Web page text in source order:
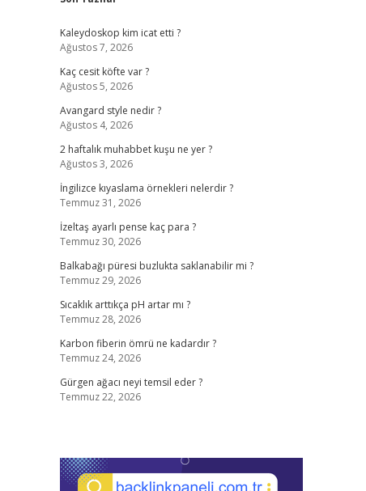
Sidebar
Kaleydoskop kim icat etti ?
Ağustos 7, 2026
Kaç cesit köfte var ?
Ağustos 5, 2026
Avangard style nedir ?
Ağustos 4, 2026
2 haftalık muhabbet kuşu ne yer ?
Ağustos 3, 2026
İngilizce kıyaslama örnekleri nelerdir ?
Temmuz 31, 2026
İzeltaş ayarlı pense kaç para ?
Temmuz 30, 2026
Balkabağı püresi buzlukta saklanabilir mi ?
Temmuz 29, 2026
Sıcaklık arttıkça pH artar mı ?
Temmuz 28, 2026
Karbon fiberin ömrü ne kadardır ?
Temmuz 24, 2026
Gürgen ağacı neyi temsil eder ?
Temmuz 22, 2026